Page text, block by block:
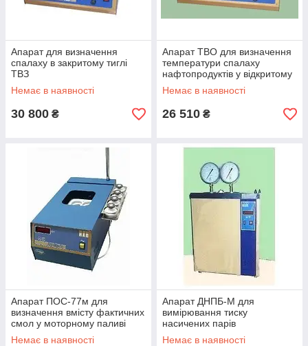
Апарат для визначення
спалаху в закритому тиглі
ТВЗ
Немає в наявності
30 800 ₴
Апарат ТВО для визначення
температури спалаху
нафтопродуктів у відкритому
тиглі
Немає в наявності
26 510 ₴
Апарат ПОС-77м для
визначення вмісту фактичних
смол у моторному паливі
Немає в наявності
Апарат ДНПБ-М для
вимірювання тиску
насичених парів
нафтопродуктів
Немає в наявності